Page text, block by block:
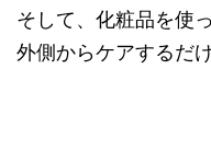
そして、化粧品を使
外側からケアするだ